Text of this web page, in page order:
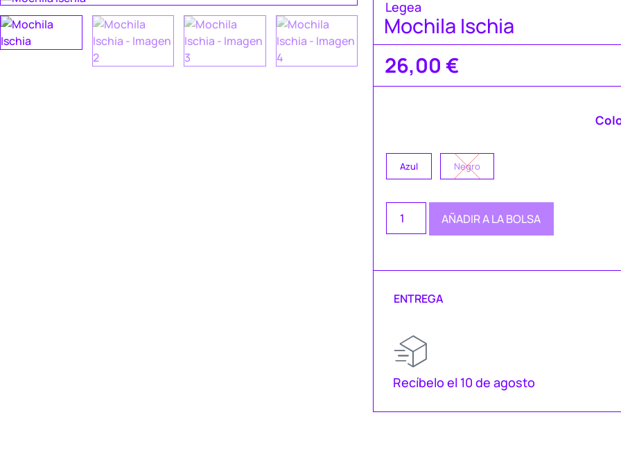
Legea
Mochila Ischia
26,00 €
Azul Negro
AÑADIR A LA BOLSA
ENTREGA
Recíbelo el 10 de agosto